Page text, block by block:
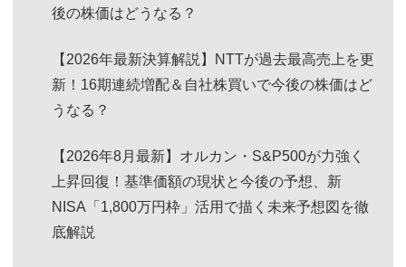
後の株価はどうなる？
【2026年最新決算解説】NTTが過去最高売上を更
新！16期連続増配＆自社株買いで今後の株価はど
うなる？
【2026年8月最新】オルカン・S&P500が力強く
上昇回復！基準価額の現状と今後の予想、新
NISA「1,800万円枠」活用で描く未来予想図を徹
底解説